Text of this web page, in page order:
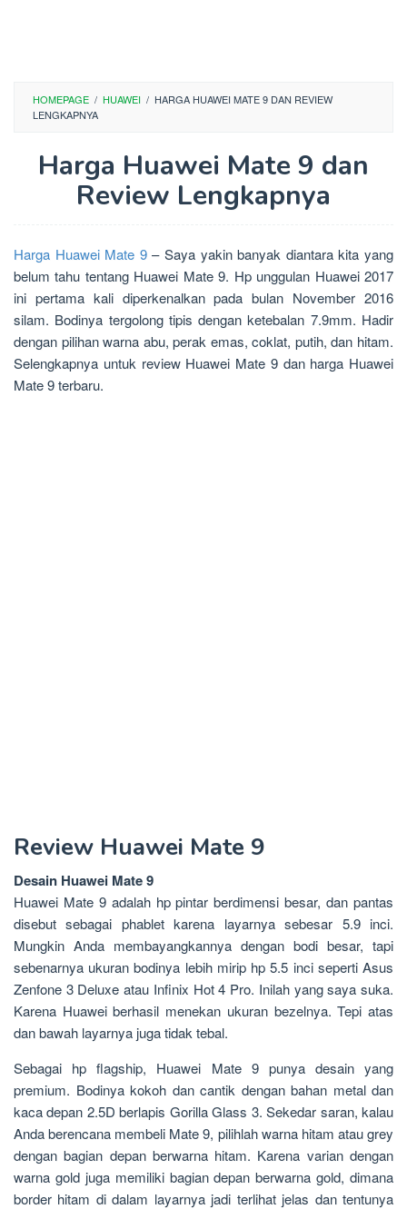
HOMEPAGE / HUAWEI / HARGA HUAWEI MATE 9 DAN REVIEW
LENGKAPNYA
Harga Huawei Mate 9 dan
Review Lengkapnya
Harga Huawei Mate 9– Saya yakin banyak diantara kita yang
belum tahu tentang Huawei Mate 9. Hp unggulan Huawei 2017
ini pertama kali diperkenalkan pada bulan November 2016
silam. Bodinya tergolong tipis dengan ketebalan 7.9mm. Hadir
dengan pilihan warna abu, perak emas, coklat, putih, dan hitam.
Selengkapnya untuk review Huawei Mate 9 dan harga Huawei
Mate 9 terbaru.
Review Huawei Mate 9
Desain Huawei Mate 9
Huawei Mate 9 adalah hp pintar berdimensi besar, dan pantas
disebut sebagai phablet karena layarnya sebesar 5.9 inci.
Mungkin Anda membayangkannya dengan bodi besar, tapi
sebenarnya ukuran bodinya lebih mirip hp 5.5 inci seperti Asus
Zenfone 3 Deluxe atau Infinix Hot 4 Pro. Inilah yang saya suka.
Karena Huawei berhasil menekan ukuran bezelnya. Tepi atas
dan bawah layarnya juga tidak tebal.
Sebagai hp flagship, Huawei Mate 9 punya desain yang
premium. Bodinya kokoh dan cantik dengan bahan metal dan
kaca depan 2.5D berlapis Gorilla Glass 3. Sekedar saran, kalau
Anda berencana membeli Mate 9, pilihlah warna hitam atau grey
dengan bagian depan berwarna hitam. Karena varian dengan
warna gold juga memiliki bagian depan berwarna gold, dimana
border hitam di dalam layarnya jadi terlihat jelas dan tentunya